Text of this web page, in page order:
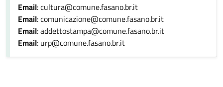
Email: cultura@comune.fasano.br.it
Email: comunicazione@comune.fasano.br.it
Email: addettostampa@comune.fasano.br.it
Email: urp@comune.fasano.br.it